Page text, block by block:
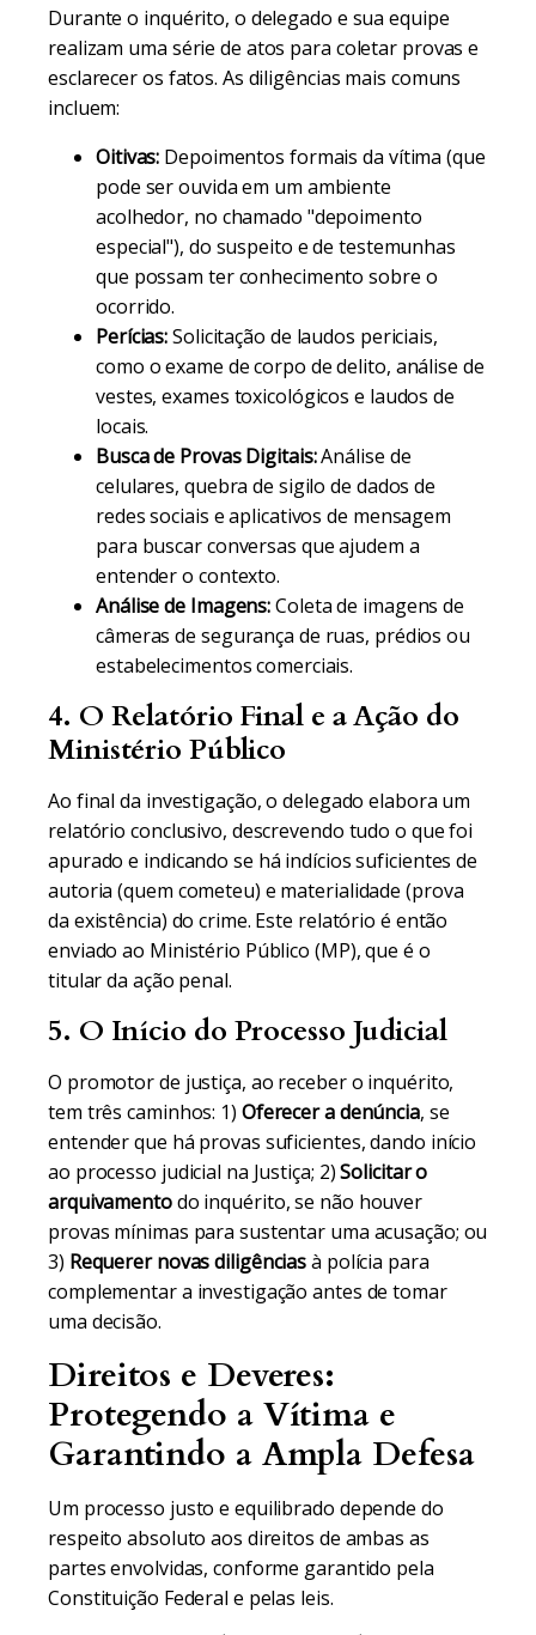
Durante o inquérito, o delegado e sua equipe
realizam uma série de atos para coletar provas e
esclarecer os fatos. As diligências mais comuns
incluem:
Oitivas: Depoimentos formais da vítima (que
pode ser ouvida em um ambiente
acolhedor, no chamado "depoimento
especial"), do suspeito e de testemunhas
que possam ter conhecimento sobre o
ocorrido.
Perícias:Solicitação de laudos periciais,
como o exame de corpo de delito, análise de
vestes, exames toxicológicos e laudos de
locais.
Busca de Provas Digitais:Análise de
celulares, quebra de sigilo de dados de
redes sociais e aplicativos de mensagem
para buscar conversas que ajudem a
entender o contexto.
Análise de Imagens:Coleta de imagens de
câmeras de segurança de ruas, prédios ou
estabelecimentos comerciais.
4. O Relatório Final e a Ação do
Ministério Público
Ao final da investigação, o delegado elabora um
relatório conclusivo, descrevendo tudo o que foi
apurado e indicando se há indícios suficientes de
autoria (quem cometeu) e materialidade (prova
da existência) do crime. Este relatório é então
enviado ao Ministério Público (MP), que é o
titular da ação penal.
5. O Início do Processo Judicial
O promotor de justiça, ao receber o inquérito,
tem três caminhos: 1) Oferecer a denúncia, se
entender que há provas suficientes, dando início
ao processo judicial na Justiça; 2)Solicitar o
arquivamentodo inquérito, se não houver
provas mínimas para sustentar uma acusação; ou
3) Requerer novas diligênciasà polícia para
complementar a investigação antes de tomar
uma decisão.
Direitos e Deveres:
Protegendo a Vítima e
Garantindo a Ampla Defesa
Um processo justo e equilibrado depende do
respeito absoluto aos direitos de ambas as
partes envolvidas, conforme garantido pela
Constituição Federal e pelas leis.